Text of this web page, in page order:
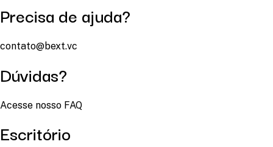
Precisa de ajuda?
contato@bext.vc
Dúvidas?
Acesse nosso FAQ
Escritório